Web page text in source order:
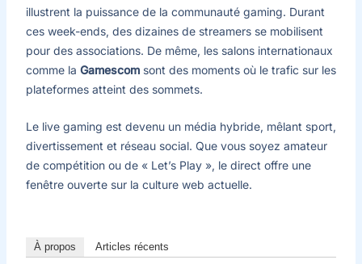
illustrent la puissance de la communauté gaming. Durant
ces week-ends, des dizaines de streamers se mobilisent
pour des associations. De même, les salons internationaux
comme la Gamescomsont des moments où le trafic sur les
plateformes atteint des sommets.
Le live gaming est devenu un média hybride, mêlant sport,
divertissement et réseau social. Que vous soyez amateur
de compétition ou de « Let’s Play », le direct offre une
fenêtre ouverte sur la culture web actuelle.
À propos Articles récents